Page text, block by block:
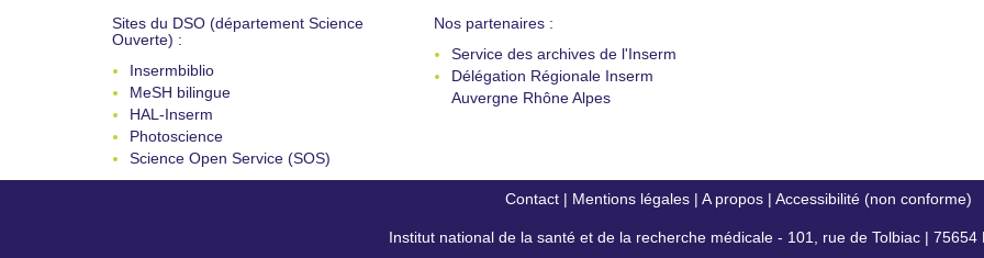
Sites du DSO (département Science
Ouverte) :
Insermbiblio
MeSH bilingue
HAL-Inserm
Photoscience
Science Open Service (SOS)
Nos partenaires :
Service des archives de l'Inserm
Délégation Régionale Inserm
Auvergne Rhône Alpes
Contact| Mentions légales| A propos| Accessibilité (non conforme)
Institut national de la santé et de la recherche médicale - 101, rue de Tolbiac | 75654